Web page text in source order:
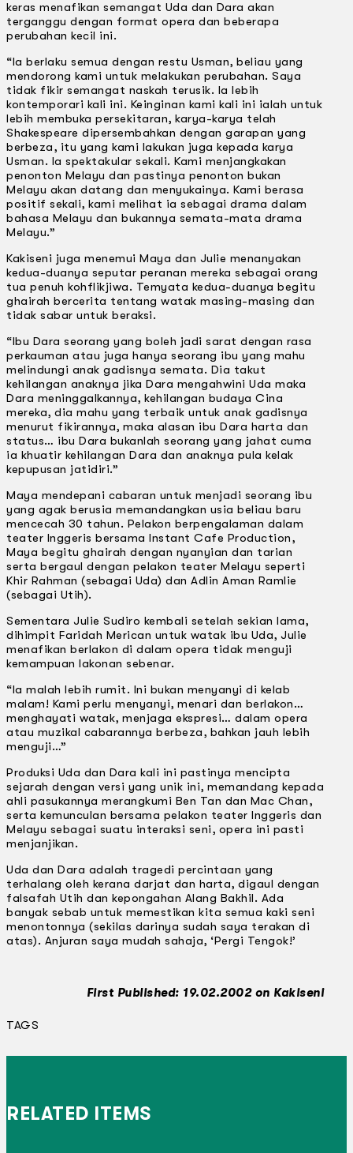
keras menafikan semangat Uda dan Dara akan
terganggu dengan format opera dan beberapa
perubahan kecil ini.
“la berlaku semua dengan restu Usman, beliau yang
mendorong kami untuk melakukan perubahan. Saya
tidak fikir semangat naskah terusik. la lebih
kontemporari kali ini. Keinginan kami kali ini ialah untuk
lebih membuka persekitaran, karya-karya telah
Shakespeare dipersembahkan dengan garapan yang
berbeza, itu yang kami lakukan juga kepada karya
Usman. la spektakular sekali. Kami menjangkakan
penonton Melayu dan pastinya penonton bukan
Melayu akan datang dan menyukainya. Kami berasa
positif sekali, kami melihat ia sebagai drama dalam
bahasa Melayu dan bukannya semata-mata drama
Melayu.”
Kakiseni juga menemui Maya dan Julie menanyakan
kedua-duanya seputar peranan mereka sebagai orang
tua penuh kohflikjiwa. Temyata kedua-duanya begitu
ghairah bercerita tentang watak masing-masing dan
tidak sabar untuk beraksi.
“lbu Dara seorang yang boleh jadi sarat dengan rasa
perkauman atau juga hanya seorang ibu yang mahu
melindungi anak gadisnya semata. Dia takut
kehilangan anaknya jika Dara mengahwini Uda maka
Dara meninggalkannya, kehilangan budaya Cina
mereka, dia mahu yang terbaik untuk anak gadisnya
menurut fikirannya, maka alasan ibu Dara harta dan
status… ibu Dara bukanlah seorang yang jahat cuma
ia khuatir kehilangan Dara dan anaknya pula kelak
kepupusan jatidiri.”
Maya mendepani cabaran untuk menjadi seorang ibu
yang agak berusia memandangkan usia beliau baru
mencecah 30 tahun. Pelakon berpengalaman dalam
teater lnggeris bersama Instant Cafe Production,
Maya begitu ghairah dengan nyanyian dan tarian
serta bergaul dengan pelakon teater Melayu seperti
Khir Rahman (sebagai Uda) dan Adlin Aman Ramlie
(sebagai Utih).
Sementara Julie Sudiro kembali setelah sekian lama,
dihimpit Faridah Merican untuk watak ibu Uda, Julie
menafikan berlakon di dalam opera tidak menguji
kemampuan lakonan sebenar.
“la malah lebih rumit. lni bukan menyanyi di kelab
malam! Kami perlu menyanyi, menari dan berlakon…
menghayati watak, menjaga ekspresi… dalam opera
atau muzikal cabarannya berbeza, bahkan jauh lebih
menguji…”
Produksi Uda dan Dara kali ini pastinya mencipta
sejarah dengan versi yang unik ini, memandang kepada
ahli pasukannya merangkumi Ben Tan dan Mac Chan,
serta kemunculan bersama pelakon teater lnggeris dan
Melayu sebagai suatu interaksi seni, opera ini pasti
menjanjikan.
Uda dan Dara adalah tragedi percintaan yang
terhalang oleh kerana darjat dan harta, digaul dengan
falsafah Utih dan kepongahan Alang Bakhil. Ada
banyak sebab untuk memestikan kita semua kaki seni
menontonnya (sekilas darinya sudah saya terakan di
atas). Anjuran saya mudah sahaja, ‘Pergi Tengok!’
First Published: 19.02.2002 on Kakiseni
TAGS
RELATED ITEMS